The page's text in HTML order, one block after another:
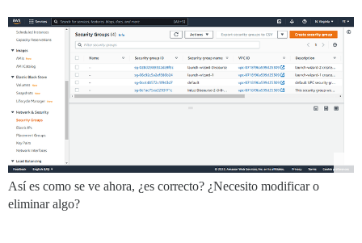
Así es como se ve ahora, ¿es correcto? ¿Necesito modificar o
eliminar algo?